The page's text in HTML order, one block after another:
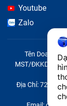
Bảo Hành
Dell
chất lượng
Để tạo được
trung tâm
Youtube
Zalo
Tên Doanh
MST/ĐKKD/
Địa Chỉ: 721